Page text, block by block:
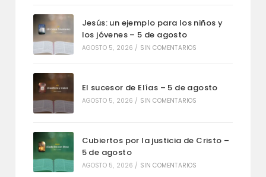
Jesús: un ejemplo para los niños y
los jóvenes – 5 de agosto
AGOSTO 5, 2026 / SIN COMENTARIOS
El sucesor de Elías – 5 de agosto
AGOSTO 5, 2026 / SIN COMENTARIOS
Cubiertos por la justicia de Cristo –
5 de agosto
AGOSTO 5, 2026 / SIN COMENTARIOS